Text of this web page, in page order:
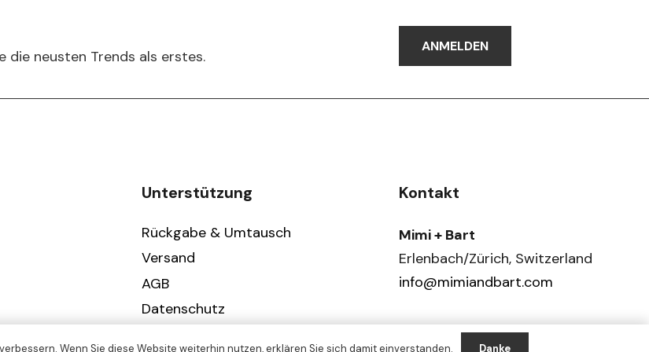
neusten Trends als erstes.
ANMELDEN
Unterstützung
Rückgabe & Umtausch
Versand
AGB
Datenschutz
Kontakt
Mimi + Bart
Erlenbach/Zürich, Switzerland
info@mimiandbart.com
Wenn Sie diese Website weiterhin nutzen, erklären Sie sich damit einverstanden. Danke